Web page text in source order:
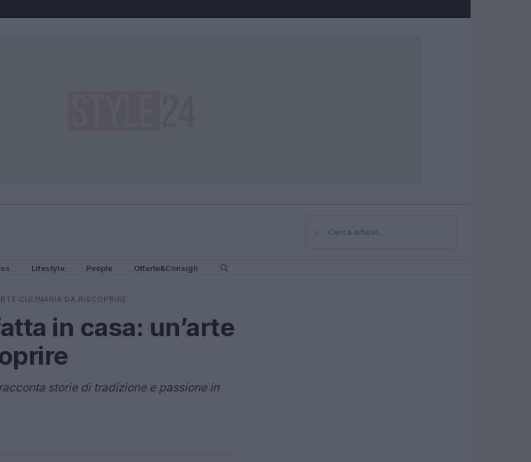
⌕Cerca
Lifestyle People Offerte&Consigli
CULINARIA DA RISCOPRIRE
in casa: un’arte
storie di tradizione e passione in